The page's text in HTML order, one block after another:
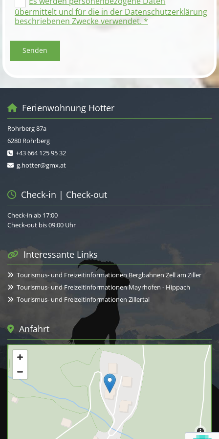
übermittelt und für die in der Datenschutzerklärung
beschriebenen Zwecke verwendet. *
 Ferienwohnung Hotter
Rohrberg 87a
6280 Rohrberg
 +43 664 125 95 32
 g.hotter@gmx.at
 Check-in | Check-out
Check-in ab 17:00
Check-out bis 09:00 Uhr
 Interessante Links
 Tourismus- und Freizeitinformationen Bergbahnen Zell am Ziller
 Tourismus- und Freizeitinformationen Mayrhofen - Hippach
 Tourismus- und Freizeitinformationen Zillertal
 Anfahrt